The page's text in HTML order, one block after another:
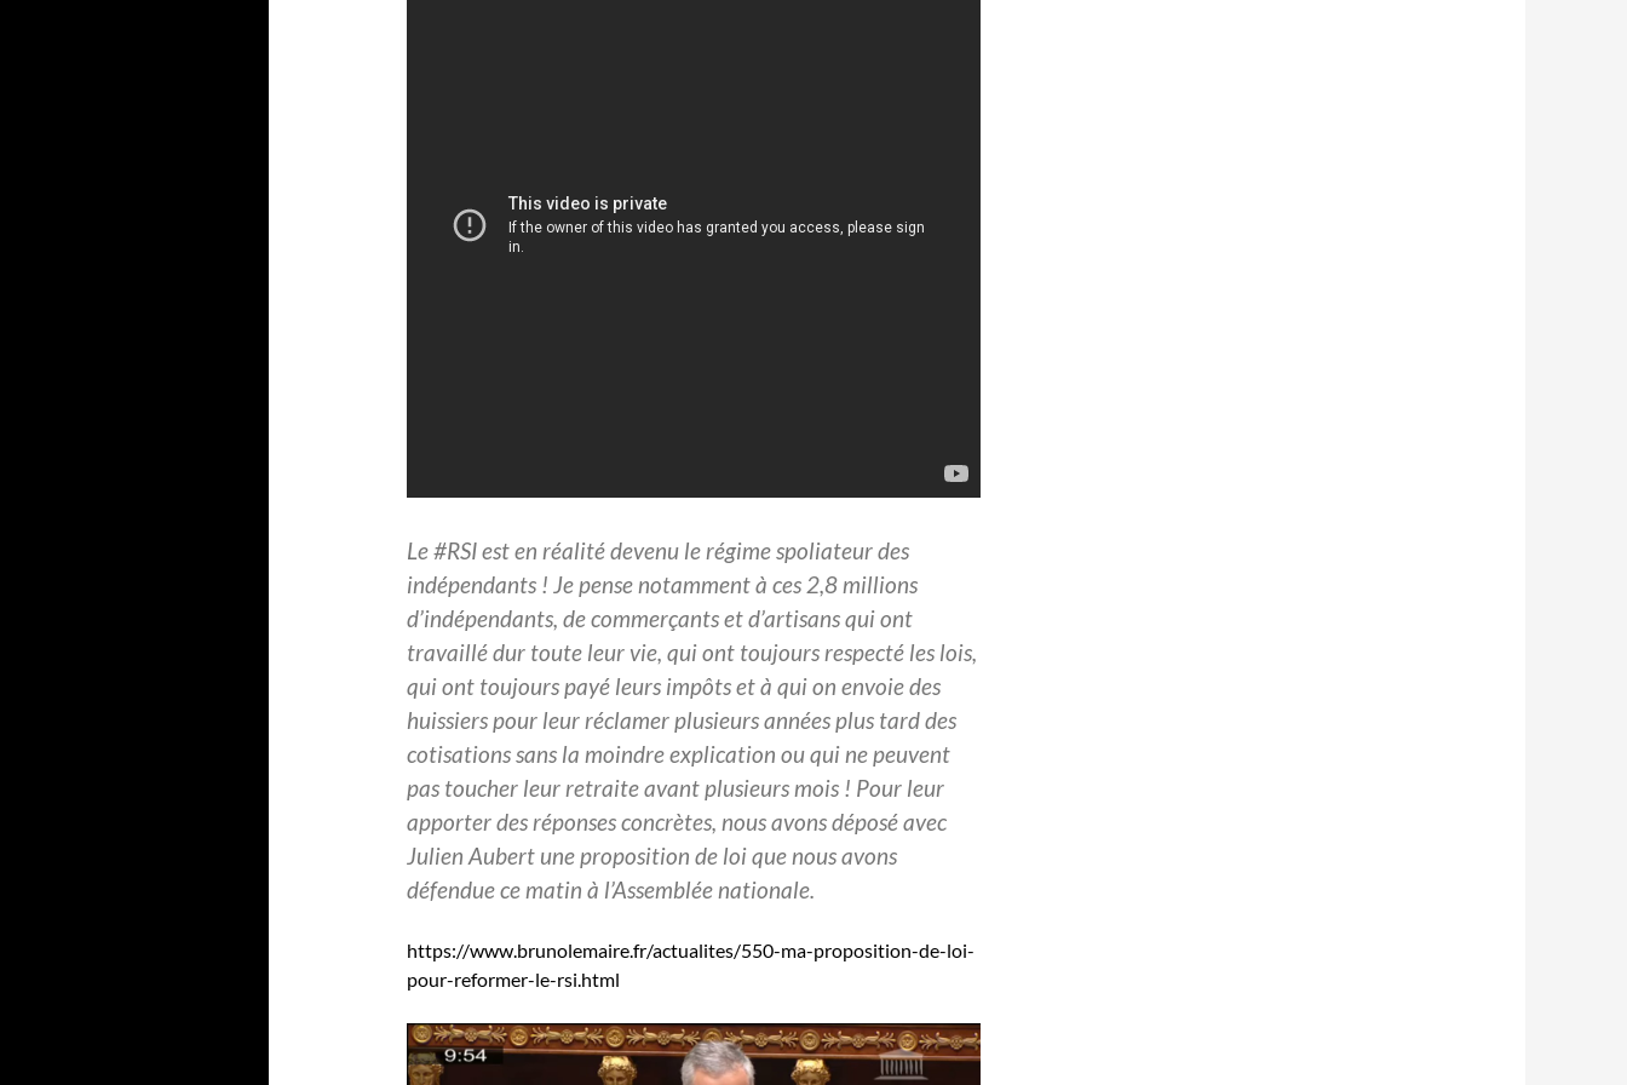
Le #RSI est en réalité devenu le régime spoliateur des
indépendants ! Je pense notamment à ces 2,8 millions
d’indépendants, de commerçants et d’artisans qui ont
travaillé dur toute leur vie, qui ont toujours respecté les lois,
qui ont toujours payé leurs impôts et à qui on envoie des
huissiers pour leur réclamer plusieurs années plus tard des
cotisations sans la moindre explication ou qui ne peuvent
pas toucher leur retraite avant plusieurs mois ! Pour leur
apporter des réponses concrètes, nous avons déposé avec
Julien Aubert une proposition de loi que nous avons
défendue ce matin à l’Assemblée nationale.
https://www.brunolemaire.fr/actualites/550-ma-proposition-de-loi-
pour-reformer-le-rsi.html